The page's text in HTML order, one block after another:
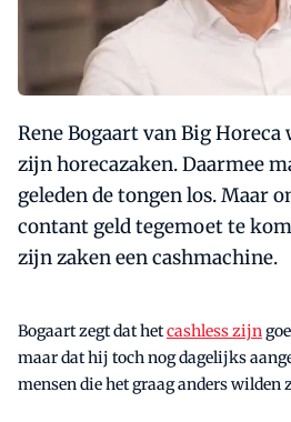
Rene Bogaart van Big
zijn horecazaken. Daarmee
geleden de tongen los. Maar
contant geld tegemoet te
zijn zaken een cashmachine.
Bogaart zegt dat hetcashless zijn
maar dat hij toch nog dagelijks
mensen die het graag anders wilden